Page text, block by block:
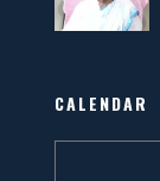
CALENDAR